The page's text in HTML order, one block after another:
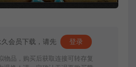
会员下载，请先 登录
物品，购买后获取连接可转存复